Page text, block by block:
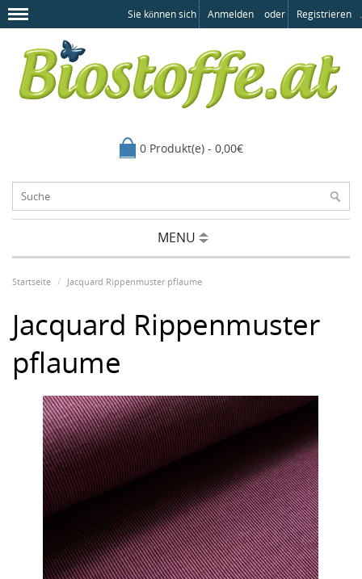
Sie können sich Anmelden oder Registrieren .
0 Produkt(e) - 0,00€
MENU
Startseite Jacquard Rippenmuster pflaume
Jacquard Rippenmuster
pflaume